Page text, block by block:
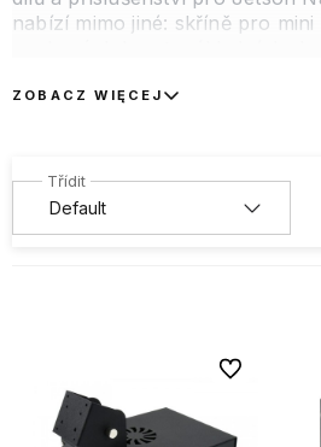
nabízí mimo jiné: skříně pro mini
může být mnohem snazší, pokud
ZOBACZ WIĘCEJ
Do oblíbených